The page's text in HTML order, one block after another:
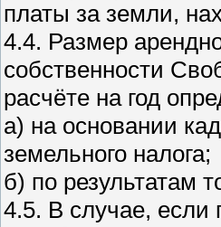
платы за земли,
4.4. Размер
собственности
расчёте на год
а) на основании
земельного налога;
б) по результатам
4.5. В случае, если